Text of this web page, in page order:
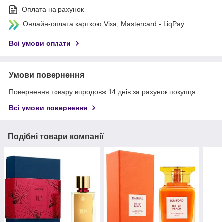
Оплата на рахунок
Онлайн-оплата карткою Visa, Mastercard - LiqPay
Всі умови оплати
Умови повернення
Повернення товару впродовж 14 днів за рахунок покупця
Всі умови повернення
Подібні товари компанії